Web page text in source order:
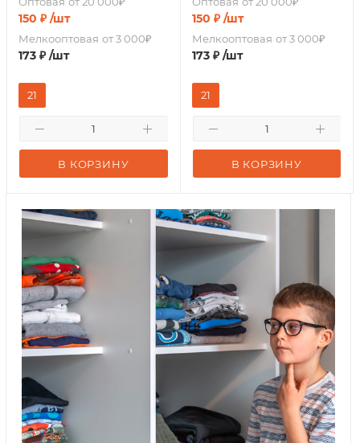
150 ₽ /шт
Мелкооптовая от 3 000₽
173 ₽ /шт
В КОРЗИНУ
21
150 ₽ /шт
Мелкооптовая от 3 000₽
173₽ /шт
В КОРЗИНУ
21